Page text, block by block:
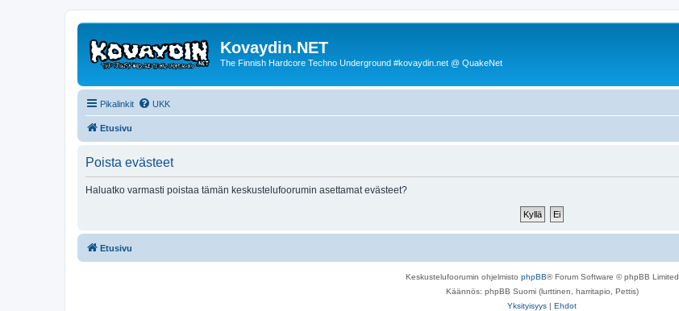
Kovaydin.NET
The Finnish Hardcore Techno Underground #kovaydin.net @ QuakeNet
Pikalinkit UKK
Etusivu
Poista evästeet
Haluatko varmasti poistaa tämän keskustelufoorumin asettamat evästeet?
Etusivu
Keskustelufoorumin ohjelmisto phpBB® Forum Software © phpBB Limited
Käännös: phpBB Suomi (lurttinen, harritapio, Pettis)
Yksityisyys | Ehdot